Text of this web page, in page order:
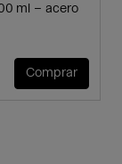
ml – acero
Comprar